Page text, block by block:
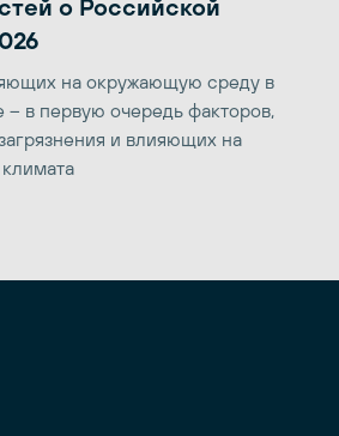
о Российской
на окружающую среду в
– в первую очередь факторов,
и влияющих на